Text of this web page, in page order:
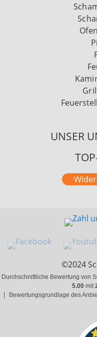
UNSER
©2024
Durchschnittliche Bewertung von
5.00 mit
Bewertungsgrundlage des